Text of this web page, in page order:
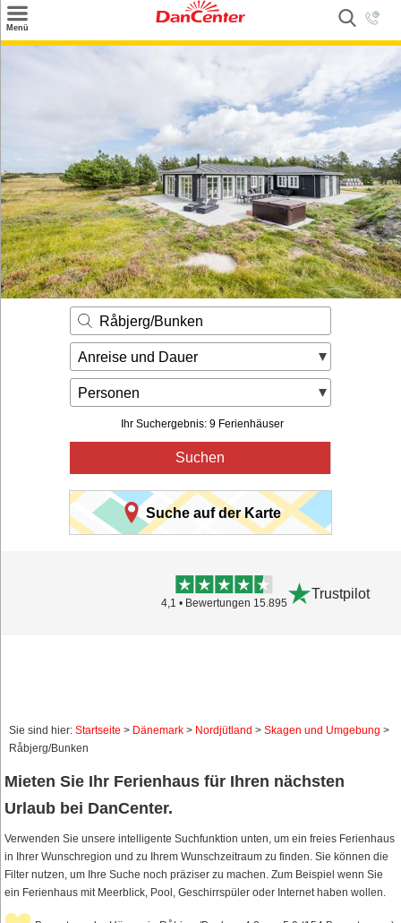
Menü
Angebote
Inspiration
Kontakt
Gut zu wissen
Login
Råbjerg/Bunken
Anreise und Dauer
Personen
Ihr Suchergebnis: 9 Ferienhäuser
Suchen
Suche auf der Karte
4,1 • Bewertungen 15.895
Trustpilot
Sie sind hier: Startseite > Dänemark > Nordjütland > Skagen und Umgebung >
Råbjerg/Bunken
Mieten Sie Ihr Ferienhaus für Ihren nächsten
Urlaub bei DanCenter.
Verwenden Sie unsere intelligente Suchfunktion unten, um ein freies Ferienhaus
in Ihrer Wunschregion und zu Ihrem Wunschzeitraum zu finden. Sie können die
Filter nutzen, um Ihre Suche noch präziser zu machen. Zum Beispiel wenn Sie
ein Ferienhaus mit Meerblick, Pool, Geschirrspüler oder Internet haben wollen.